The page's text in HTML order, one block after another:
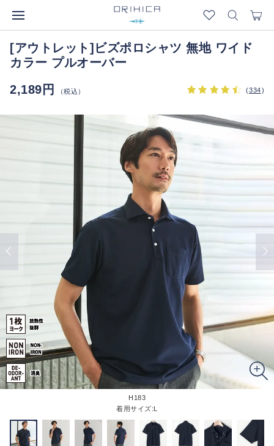
[アウトレット]ビズポロシャツ 無地 ワイド
カラー プルオーバー
2,189円
（税込） (334)
H183
着用サイズ:L